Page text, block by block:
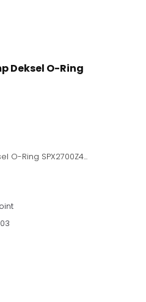
Deksel O-Ring
O-Ring SPX2700Z4...